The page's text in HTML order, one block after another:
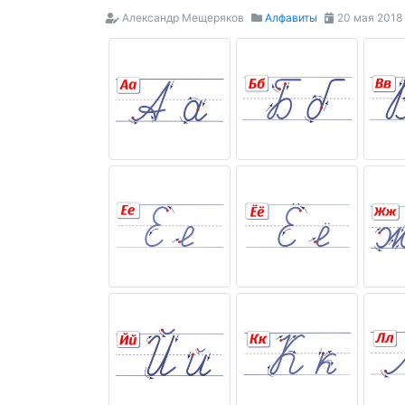
Александр Мещеряков Алфавиты 20 мая 2018